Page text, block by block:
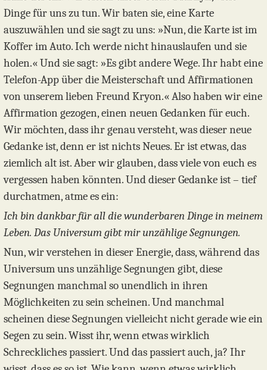
Dinge für uns zu tun. Wir baten sie, eine Karte
auszuwählen und sie sagt zu uns: »Nun, die Karte ist im
Koffer im Auto. Ich werde nicht hinauslaufen und sie
holen.« Und sie sagt: »Es gibt andere Wege. Ihr habt eine
Telefon-App über die Meisterschaft und Affirmationen
von unserem lieben Freund Kryon.« Also haben wir eine
Affirmation gezogen, einen neuen Gedanken für euch.
Wir möchten, dass ihr genau versteht, was dieser neue
Gedanke ist, denn er ist nichts Neues. Er ist etwas, das
ziemlich alt ist. Aber wir glauben, dass viele von euch es
vergessen haben könnten. Und dieser Gedanke ist – tief
durchatmen, atme es ein:
Ich bin dankbar für all die wunderbaren Dinge in meinem
Leben. Das Universum gibt mir unzählige Segnungen.
Nun, wir verstehen in dieser Energie, dass, während das
Universum uns unzählige Segnungen gibt, diese
Segnungen manchmal so unendlich in ihren
Möglichkeiten zu sein scheinen. Und manchmal
scheinen diese Segnungen vielleicht nicht gerade wie ein
Segen zu sein. Wisst ihr, wenn etwas wirklich
Schreckliches passiert. Und das passiert auch, ja? Ihr